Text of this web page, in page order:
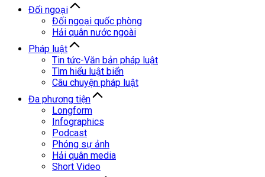
Đối ngoại
Đối ngoại quốc phòng
Hải quân nước ngoài
Pháp luật
Tin tức-Văn bản pháp luật
Tìm hiểu luật biển
Câu chuyện pháp luật
Đa phương tiện
Longform
Infographics
Podcast
Phóng sự ảnh
Hải quân media
Short Video